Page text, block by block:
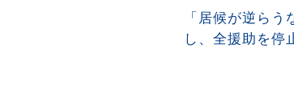
「居候が逆ら
し、全援助を停